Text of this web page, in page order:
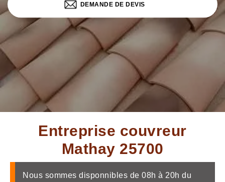
DEMANDE DE DEVIS
Entreprise couvreur
Mathay 25700
Nous sommes disponnibles de 08h à 20h du